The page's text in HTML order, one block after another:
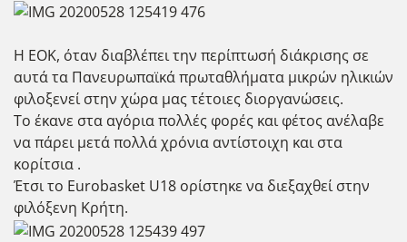
Η ΕΟΚ, όταν διαβλέπει την περίπτωσή διάκρισης σε
αυτά τα Πανευρωπαϊκά πρωταθλήματα μικρών ηλικιών
φιλοξενεί στην χώρα μας τέτοιες διοργανώσεις.
Το έκανε στα αγόρια πολλές φορές και φέτος ανέλαβε
να πάρει μετά πολλά χρόνια αντίστοιχη και στα
κορίτσια .
Έτσι το Eurobasket U18 ορίστηκε να διεξαχθεί στην
φιλόξενη Κρήτη.